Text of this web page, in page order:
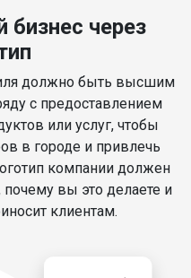
бизнес через
должно быть высшим
с предоставлением
или услуг, чтобы
в городе и привлечь
компании должен
почему вы это делаете и
клиентам.